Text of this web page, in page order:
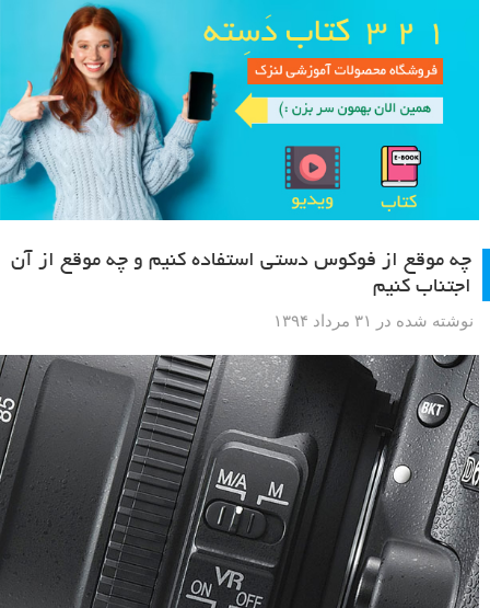
چه موقع از فوکوس دستی استفاده کنیم و چه موقع از آن
اجتناب کنیم
نوشته شده در ۳۱ مرداد ۱۳۹۴